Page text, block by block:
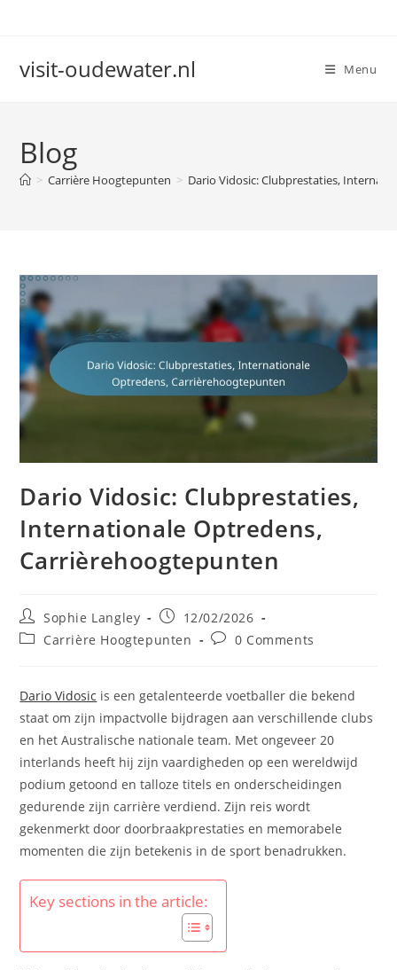
visit-oudewater.nl Menu
Blog
> Carrière Hoogtepunten > Dario Vidosic: Clubprestaties,
Dario Vidosic: Clubprestaties,
Internationale Optredens,
Carrièrehoogtepunten
Post
author:
Sophie Langley
Post
published:
12/02/2026
PostCarrière Hoogtepunten
Post0 Comments
Dario Vidosic is een getalenteerde voetballer die bekend
staat om zijn impactvolle bijdragen aan verschillende clubs
en het Australische nationale team. Met ongeveer 20
interlands heeft hij zijn vaardigheden op een wereldwijd
podium getoond en talloze titels en onderscheidingen
gedurende zijn carrière verdiend. Zijn reis wordt
gekenmerkt door doorbraakprestaties en memorabele
momenten die zijn betekenis in de sport benadrukken.
Key sections in the article: